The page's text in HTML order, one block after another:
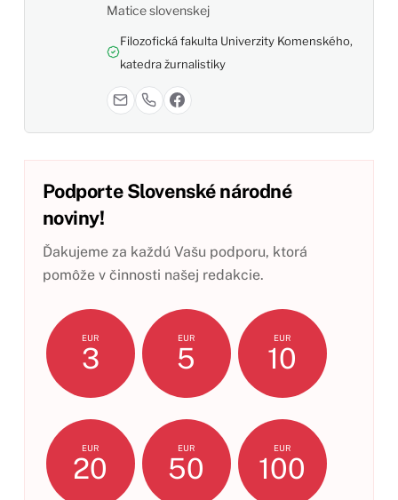
Matice slovenskej
Filozofická fakulta Univerzity Komenského,
katedra žurnalistiky
Podporte Slovenské národné
noviny!
Ďakujeme za každú Vašu podporu, ktorá
pomôže v činnosti našej redakcie.
EUR
3
EUR
5
EUR
10
EUR
20
EUR
50
EUR
100